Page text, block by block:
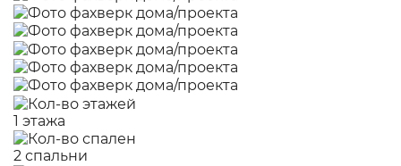
1 этажа
2 спальни